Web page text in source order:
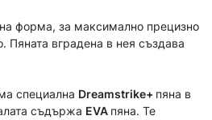
форма, за максимално прецизно
Пяната вградена в нея създава
специална Dreamstrike+ пяна в
съдържа EVA пяна. Те